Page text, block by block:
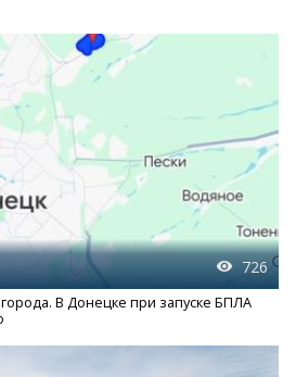
726
В Донецке при запуске БПЛА